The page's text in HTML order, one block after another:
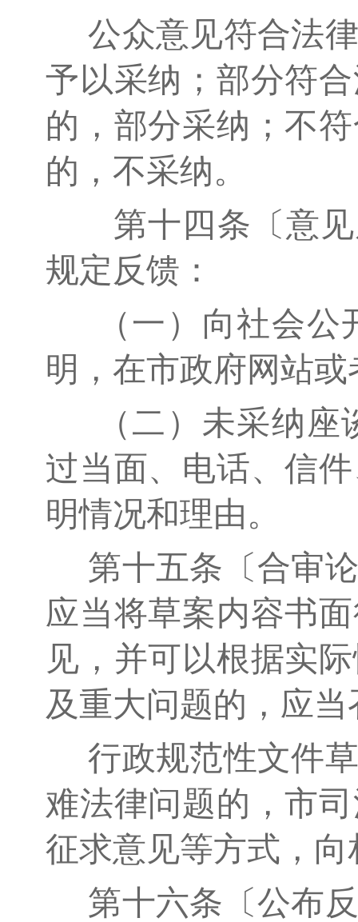
公众意见符合法
予以采纳；部分符
的，部分采纳；不
的，不采纳。
第十四条〔意见
规定反馈：
（一）向社会公
明，在市政府网站
（二）未采纳座
过当面、电话、信
明情况和理由。
第十五条〔合审
应当将草案内容书
见，并可以根据实
及重大问题的，应
行政规范性文件
难法律问题的，市
征求意见等方式，
第十六条〔公布